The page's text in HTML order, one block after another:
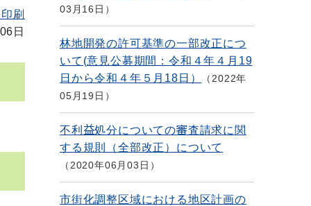
刷
日
03月16日
林地開発の許可基準の一部改正につ
いて(意見公募期間：令和４年４月19
日から令和４年５月18日）
2022年
05月19日
不利益処分についての審査請求に関
する規則（全部改正）について
2020年06月03日
市街化調整区域における地区計画の